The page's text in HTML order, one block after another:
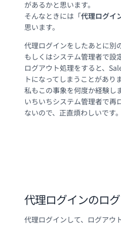
があるかと思います。
そんなときには「代理ログイ
思います。
代理ログインをしたあとに別
もしくはシステム管理者で設
ログアウト処理をすると、
トになってしまうことがありま
私もこの事象を何度か経験し
いちいちシステム管理者で再
ないので、正直煩わしいです。
代理ログインのロ
代理ログインして、ログアウ